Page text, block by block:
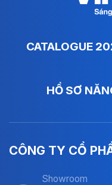
CATALOGUE
HỒ SƠ
CÔNG TY CỔ
Showroom